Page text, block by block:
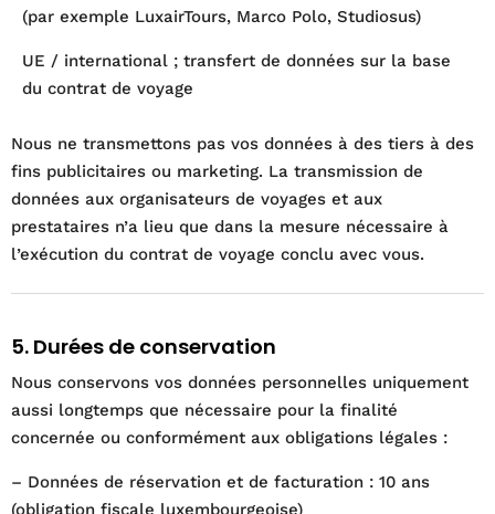
(par exemple LuxairTours, Marco Polo, Studiosus)
UE / international ; transfert de données sur la base
du contrat de voyage
Nous ne transmettons pas vos données à des tiers à des
fins publicitaires ou marketing. La transmission de
données aux organisateurs de voyages et aux
prestataires n’a lieu que dans la mesure nécessaire à
l’exécution du contrat de voyage conclu avec vous.
5. Durées de conservation
Nous conservons vos données personnelles uniquement
aussi longtemps que nécessaire pour la finalité
concernée ou conformément aux obligations légales :
– Données de réservation et de facturation : 10 ans
(obligation fiscale luxembourgeoise)